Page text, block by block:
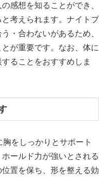
感想を知ることができ、
考えられます。ナイトブ
・合わないがあるため、
が重要です。なお、体に
ることをおすすめしま
をしっかりとサポート
ールド力が強いとされる
置を保ち、形を整える効